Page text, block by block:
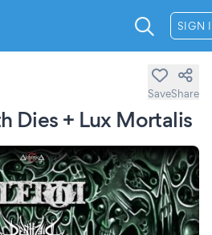
SIGN
Dies + Lux Mortalis
SaveShare